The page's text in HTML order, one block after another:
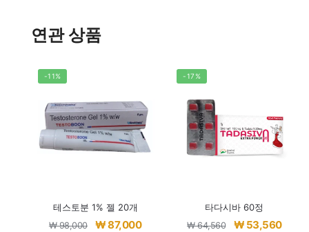
연관 상품
-11%
테스토분 1% 젤 20개
₩98,000
원
₩87,000현
-17%
타다시바 60정
₩64,560
원
₩ 53,560현